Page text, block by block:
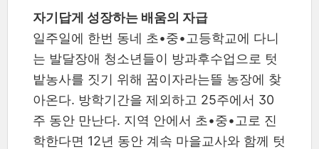
자기답게 성장하는 배움의 자급
일주일에 한번 동네 초•중•고등학교에 다니
는 발달장애 청소년들이 방과후수업으로 텃
밭농사를 짓기 위해 꿈이자라는뜰 농장에 찾
아온다. 방학기간을 제외하고 25주에서 30
주 동안 만난다. 지역 안에서 초•중•고로 진
학한다면 12년 동안 계속 마을교사와 함께 텃